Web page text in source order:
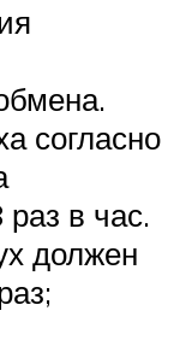
согласно
в час.
должен